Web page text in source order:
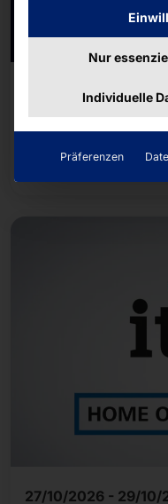
16/05/2026 - 19/05/
NRA Show 2026
Weiterlesen
27/10/2026 - 29/10/
Nur
Individuelle
Präferenzen